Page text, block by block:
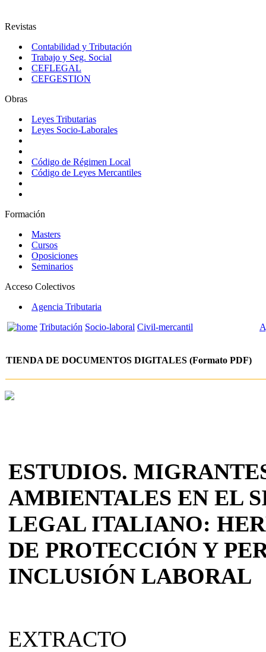
Revistas
Contabilidad y Tributación
Trabajo y Seg. Social
CEFLEGAL
CEFGESTION
Obras
Leyes Tributarias
Leyes Socio-Laborales
Código de Régimen Local
Código de Leyes Mercantiles
Formación
Masters
Cursos
Oposiciones
Seminarios
Acceso Colectivos
Agencia Tributaria
Tributación Socio-laboral Civil-mercantil
TIENDA DE DOCUMENTOS DIGITALES (Formato PDF)
ESTUDIOS.
AMBIENTALES EN EL
LEGAL ITALIANO:
DE PROTECCIÓN Y
INCLUSIÓN LABORAL
EXTRACTO